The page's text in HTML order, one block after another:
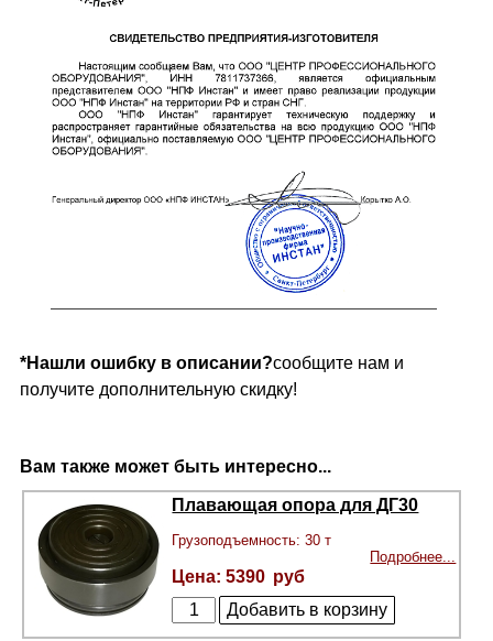
*Нашли ошибку в описании?сообщите нам и
получите дополнительную скидку!
Вам также может быть интересно...
Плавающая опора для ДГ30
Грузоподъемность: 30 т
Подробнее...
5390